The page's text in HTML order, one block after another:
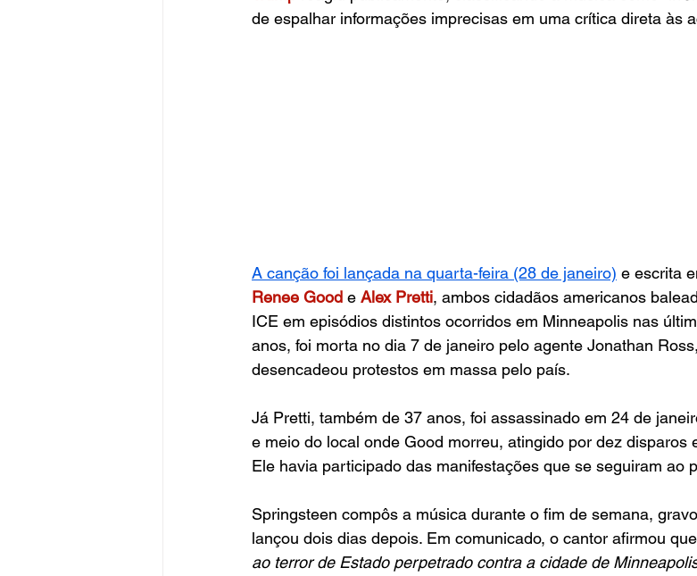
de espalhar informações imprecisas em uma crítica direta às
A canção foi lançada na quarta-feira (28 de janeiro) e escrita
Renee Good e Alex Pretti, ambos cidadãos americanos
ICE em episódios distintos ocorridos em Minneapolis nas
anos, foi morta no dia 7 de janeiro pelo agente Jonathan
desencadeou protestos em massa pelo país.
Já Pretti, também de 37 anos, foi assassinado em 24 de
e meio do local onde Good morreu, atingido por dez disparos
Ele havia participado das manifestações que se seguiram ao
Springsteen compôs a música durante o fim de semana,
lançou dois dias depois. Em comunicado, o cantor afirmou
ao terror de Estado perpetrado contra a cidade de